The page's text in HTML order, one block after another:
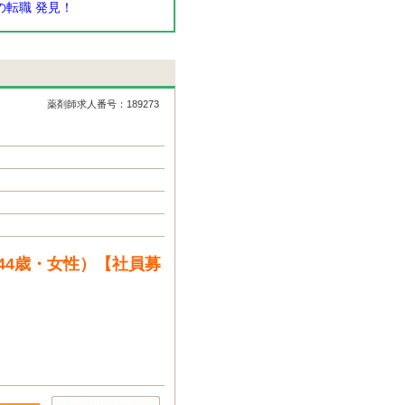
職 発見！
薬剤師求人番号：189273
歳・女性）【社員募